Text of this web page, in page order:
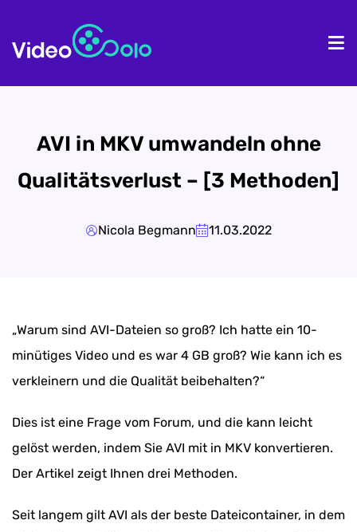
AVI in MKV umwandeln ohne
Qualitätsverlust – [3 Methoden]
Nicola Begmann 11.03.2022
„Warum sind AVI-Dateien so groß? Ich hatte ein 10-
minütiges Video und es war 4 GB groß? Wie kann ich es
verkleinern und die Qualität beibehalten?“
Dies ist eine Frage vom Forum, und die kann leicht
gelöst werden, indem Sie AVI mit in MKV konvertieren.
Der Artikel zeigt Ihnen drei Methoden.
Seit langem gilt AVI als der beste Dateicontainer, in dem